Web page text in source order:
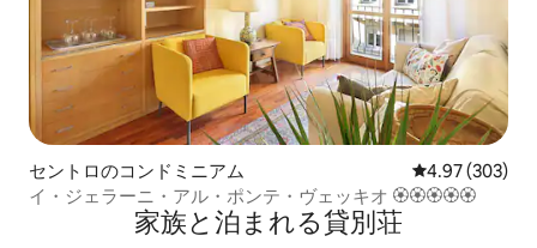
セントロのコンドミニアム レビュー303
4.97 (303)
イ・ジェラーニ・アル・ポンテ・ヴェッキオ 🏵🏵🏵🏵🏵
家族と泊まれる貸別荘